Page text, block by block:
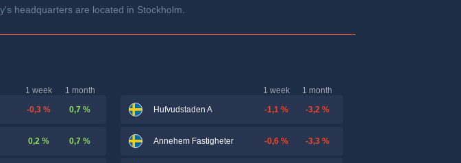
headquarters are located in Stockholm.
1 week
1 month
-0,3 % 0,7 %
0,2 % 0,7 %
1 week
1 month
Hufvudstaden A
-1,1 % -3,2 %
Annehem Fastigheter -0,6 % -3,3 %